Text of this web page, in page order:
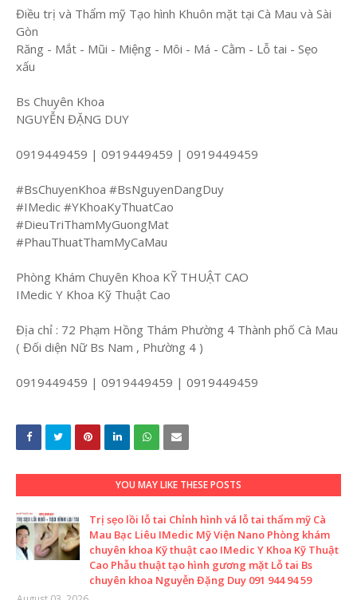
Điều trị và Thẩm mỹ Tạo hình Khuôn mặt tại Cà Mau và Sài
Gòn
Răng - Mắt - Mũi - Miệng - Môi - Má - Cằm - Lỗ tai - Sẹo
xấu
Bs Chuyên Khoa
NGUYỄN ĐẶNG DUY
0919449459 | 0919449459 | 0919449459
#BsChuyenKhoa #BsNguyenDangDuy
#IMedic #YKhoaKyThuatCao
#DieuTriThamMyGuongMat
#PhauThuatThamMyCaMau
Phòng Khám Chuyên Khoa KỸ THUẬT CAO
IMedic Y Khoa Kỹ Thuật Cao
Địa chỉ : 72 Phạm Hồng Thám Phường 4 Thành phố Cà Mau
( Đối diện Nữ Bs Nam , Phường 4 )
0919449459 | 0919449459 | 0919449459
YOU MAY LIKE THESE POSTS
Trị sẹo lồi lỗ tai Chỉnh hình vá lỗ tai thẩm mỹ Cà
Mau Bạc Liêu IMedic Mỹ Viện Nano Phòng khám
chuyên khoa Kỹ thuật cao IMedic Y Khoa Kỹ Thuật
Cao Phẫu thuật tạo hình gương mặt Lỗ tai Bs
chuyên khoa Nguyễn Đặng Duy 091 944 94 59